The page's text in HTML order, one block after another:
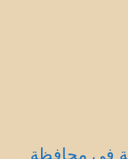
في محافظة